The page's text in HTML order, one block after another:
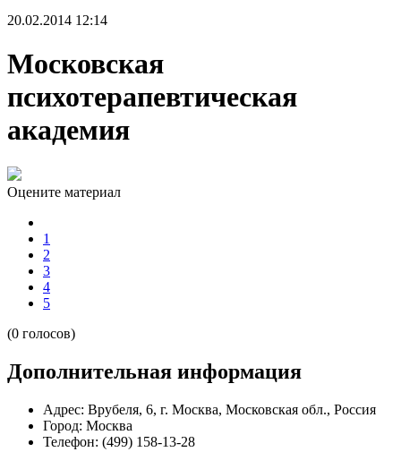
20.02.2014 12:14
Московская
психотерапевтическая
академия
Оцените материал
1
2
3
4
5
(0 голосов)
Дополнительная информация
Адрес: Врубеля, 6, г. Москва, Московская обл., Россия
Город: Москва
Телефон: (499) 158-13-28